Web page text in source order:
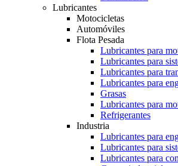
Lubricantes
Motocicletas
Automóviles
Flota Pesada
Lubricantes para
Lubricantes para
Lubricantes para
Lubricantes para
Grasas
Lubricantes para
Refrigerantes
Industria
Lubricantes para
Lubricantes para
Lubricantes para